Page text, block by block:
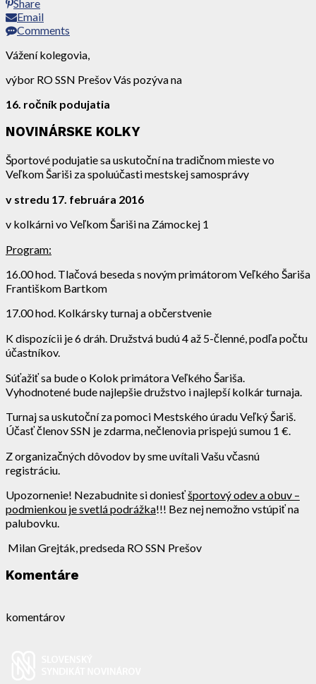
Share
Email
Comments
Vážení kolegovia,
výbor RO SSN Prešov Vás pozýva na
16. ročník podujatia
NOVINÁRSKE KOLKY
Športové podujatie sa uskutoční na tradičnom mieste vo
Veľkom Šariši za spoluúčasti mestskej samosprávy
v stredu 17. februára 2016
v kolkárni vo Veľkom Šariši na Zámockej 1
Program:
16.00 hod. Tlačová beseda s novým primátorom Veľkého Šariša
Františkom Bartkom
17.00 hod. Kolkársky turnaj a občerstvenie
K dispozícii je 6 dráh. Družstvá budú 4 až 5-členné, podľa počtu
účastníkov.
Súťažiť sa bude o Kolok primátora Veľkého Šariša.
Vyhodnotené bude najlepšie družstvo i najlepší kolkár turnaja.
Turnaj sa uskutoční za pomoci Mestského úradu Veľký Šariš.
Účasť členov SSN je zdarma, nečlenovia prispejú sumou 1 €.
Z organizačných dôvodov by sme uvítali Vašu včasnú
registráciu.
Upozornenie! Nezabudnite si doniesťšportový odev a obuv –
podmienkou je svetlá podrážka!!! Bez nej nemožno vstúpiť na
palubovku.
Milan Grejták, predseda RO SSN Prešov
Komentáre
komentárov